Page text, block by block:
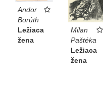
Andor
Borúth
Ležiaca
žena
Milan
Paštéka
Ležiaca
žena